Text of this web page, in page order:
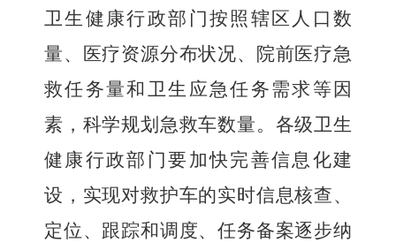
卫生健康行政部门按照辖区人口数
量、医疗资源分布状况、院前医疗急
救任务量和卫生应急任务需求等因
素， 科学规划急救车数量。各级卫生
健康行政部门要加快完善信息化建
设，实现对救护车的实时信息核查、
定位、跟踪和调度、任务备案逐步纳